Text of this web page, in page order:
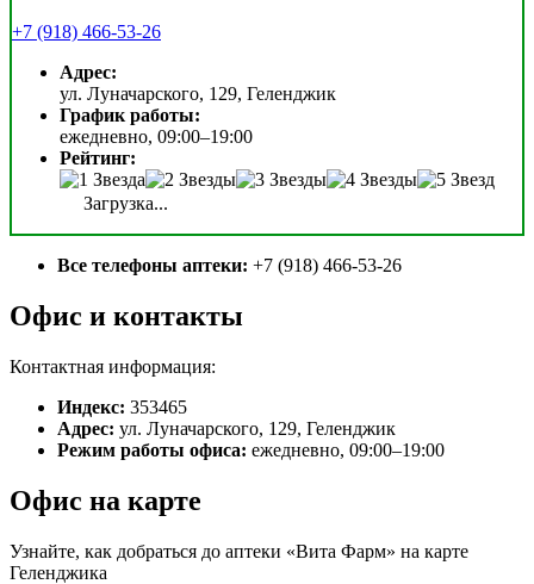
+7 (918) 466-53-26
Адрес:
ул. Луначарского, 129, Геленджик
График работы:
ежедневно, 09:00–19:00
Рейтинг:
Загрузка...
Все телефоны аптеки: +7 (918) 466-53-26
Офис и контакты
Контактная информация:
Индекс: 353465
Адрес: ул. Луначарского, 129, Геленджик
Режим работы офиса: ежедневно, 09:00–19:00
Офис на карте
Узнайте, как добраться до аптеки «Вита Фарм» на карте
Геленджика